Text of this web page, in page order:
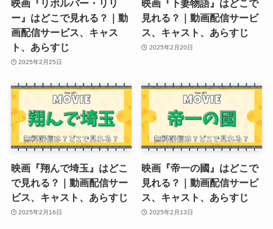
映画『リボルバー・リリ
ー』はどこで見れる？｜動
画配信サービス、キャス
ト、あらすじ
2025年2月25日
映画『下妻物語』はどこで
見れる？｜動画配信サービ
ス、キャスト、あらすじ
2025年2月20日
映画『翔んで埼玉』はどこ
で見れる？｜動画配信サー
ビス、キャスト、あらすじ
2025年2月16日
映画『帝一の國』はどこで
見れる？｜動画配信サービ
ス、キャスト、あらすじ
2025年2月13日